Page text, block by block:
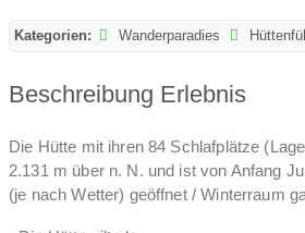
Kategorien: Wanderparadies
Beschreibung Erlebnis
Die Hütte mit ihren 84 Schlafplätze
2.131 m über n. N. und ist von Anfang
(je nach Wetter) geöffnet / Winterraum